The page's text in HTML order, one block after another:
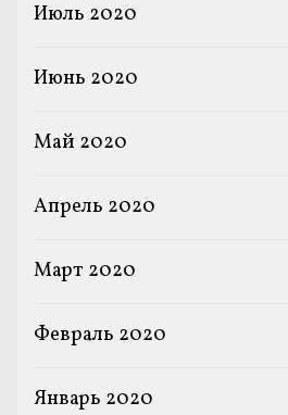
Июль 2020
Июнь 2020
Май 2020
Апрель 2020
Март 2020
Февраль 2020
Январь 2020